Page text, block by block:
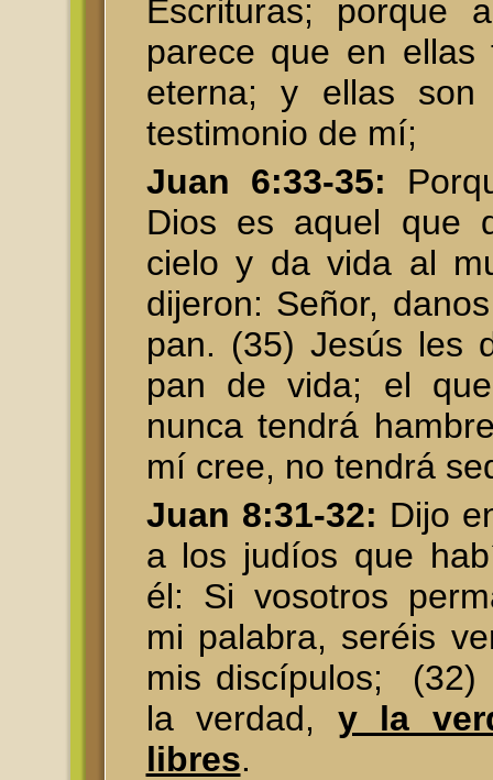
Escrituras; porque
parece que en ellas
eterna; y ellas
testimonio de mí;
Juan 6:33-35:
Dios es aquel que
cielo y da vida al
dijeron: Señor,
pan. (35) Jesús les
pan de vida; el
nunca tendrá
mí cree, no tendrá
Juan 8:31-32: Dijo
a los judíos que
él: Si vosotros
mi palabra, seréis
mis discípulos;
la verdad, y la
libres.